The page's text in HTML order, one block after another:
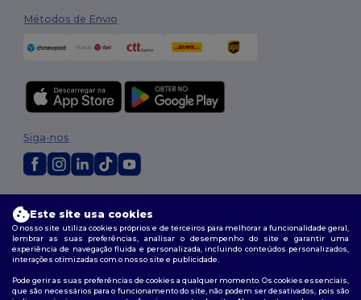
Métodos de Envio
Termos e Condições |Política de personalização
|Política de cookies|Mapa do Site
Siga-nos
Este site usa cookies
O nosso site utiliza cookies próprios e de terceiros para melhorar a funcionalidade geral,
lembrar as suas preferências, analisar o desempenho do site e garantir uma
experiência de navegação fluida e personalizada, incluindo conteúdos personalizados,
interações otimizadas com o nosso site e publicidade.
Pode gerir as suas preferências de cookies a qualquer momento. Os cookies essenciais,
que são necessários para o funcionamento do site, não podem ser desativados, pois são